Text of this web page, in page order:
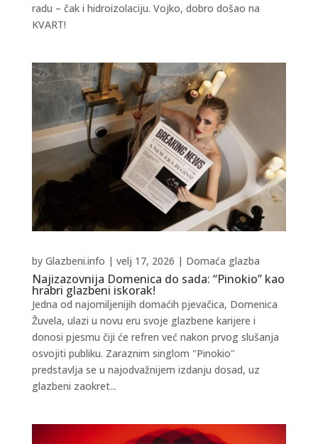
radu – čak i hidroizolaciju. Vojko, dobro došao na
KVART!
Najizazovnija Domenica do sada: “Pinokio” kao
hrabri glazbeni iskorak!
by Glazbeni.info | velj 17, 2026 | Domaća glazba
Jedna od najomiljenijih domaćih pjevačica, Domenica
Žuvela, ulazi u novu eru svoje glazbene karijere i
donosi pjesmu čiji će refren već nakon prvog slušanja
osvojiti publiku. Zaraznim singlom "Pinokio"
predstavlja se u najodvažnijem izdanju dosad, uz
glazbeni zaokret...